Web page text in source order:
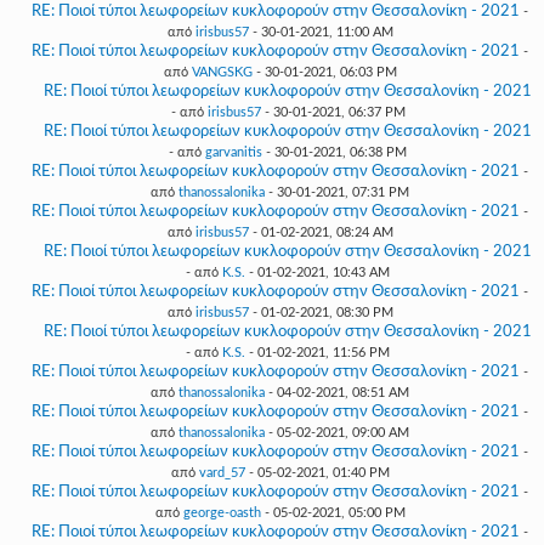
RE: Ποιοί τύποι λεωφορείων κυκλοφορούν στην Θεσσαλονίκη - 2021 -
από irisbus57- 30-01-2021, 11:00 AM
RE: Ποιοί τύποι λεωφορείων κυκλοφορούν στην Θεσσαλονίκη - 2021 -
από VANGSKG- 30-01-2021, 06:03 PM
RE: Ποιοί τύποι λεωφορείων κυκλοφορούν στην Θεσσαλονίκη - 2021
- από irisbus57- 30-01-2021, 06:37 PM
RE: Ποιοί τύποι λεωφορείων κυκλοφορούν στην Θεσσαλονίκη - 2021
- από garvanitis - 30-01-2021, 06:38 PM
RE: Ποιοί τύποι λεωφορείων κυκλοφορούν στην Θεσσαλονίκη - 2021 -
από thanossalonika - 30-01-2021, 07:31 PM
RE: Ποιοί τύποι λεωφορείων κυκλοφορούν στην Θεσσαλονίκη - 2021 -
από irisbus57- 01-02-2021, 08:24 AM
RE: Ποιοί τύποι λεωφορείων κυκλοφορούν στην Θεσσαλονίκη - 2021
- από K.S. - 01-02-2021, 10:43 AM
RE: Ποιοί τύποι λεωφορείων κυκλοφορούν στην Θεσσαλονίκη - 2021 -
από irisbus57- 01-02-2021, 08:30 PM
RE: Ποιοί τύποι λεωφορείων κυκλοφορούν στην Θεσσαλονίκη - 2021
- από K.S. - 01-02-2021, 11:56 PM
RE: Ποιοί τύποι λεωφορείων κυκλοφορούν στην Θεσσαλονίκη - 2021 -
από thanossalonika - 04-02-2021, 08:51 AM
RE: Ποιοί τύποι λεωφορείων κυκλοφορούν στην Θεσσαλονίκη - 2021 -
από thanossalonika - 05-02-2021, 09:00 AM
RE: Ποιοί τύποι λεωφορείων κυκλοφορούν στην Θεσσαλονίκη - 2021 -
από vard_57- 05-02-2021, 01:40 PM
RE: Ποιοί τύποι λεωφορείων κυκλοφορούν στην Θεσσαλονίκη - 2021 -
από george-oasth- 05-02-2021, 05:00 PM
RE: Ποιοί τύποι λεωφορείων κυκλοφορούν στην Θεσσαλονίκη - 2021 -